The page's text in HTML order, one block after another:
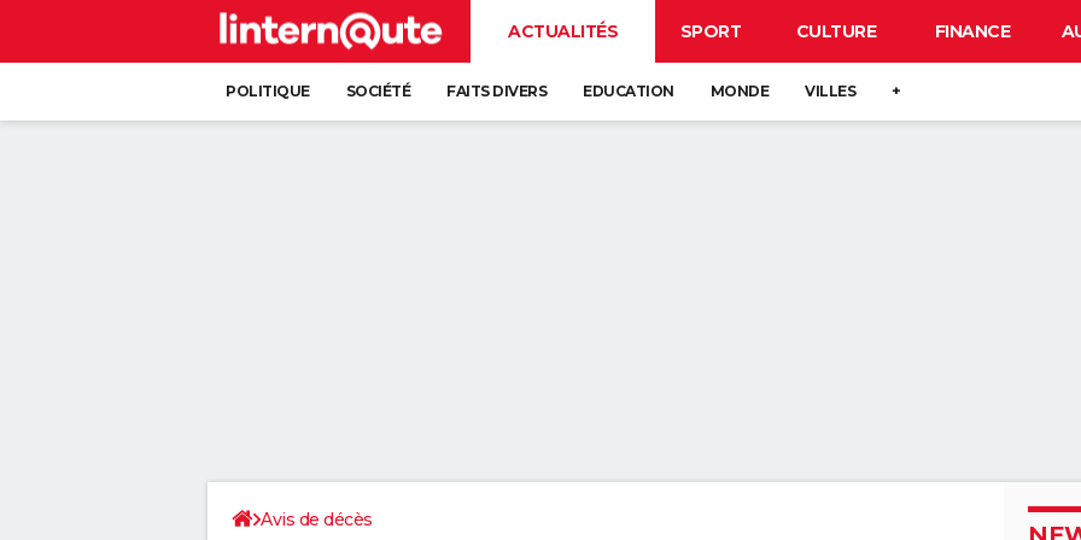
ACTUALITÉS SPORT CULTURE FINANCE
POLITIQUE SOCIÉTÉ FAITS DIVERS EDUCATION MONDE VILLES +
Avis de décès